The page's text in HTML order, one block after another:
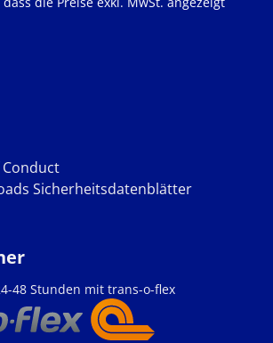
Sicherheitsdatenblätter
48 Stunden mit trans-o-flex